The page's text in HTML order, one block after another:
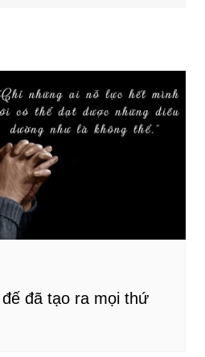
đã tạo ra mọi thứ